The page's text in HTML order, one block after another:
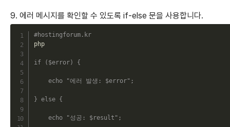
9. 에러 메시지를 확인할 수 있도록 if-else 문을 사용합니다.
#hostingforum.kr
php
if ( $error) {
echo "에러 발생: $error" ;
} else {
echo "성공: $result " ;